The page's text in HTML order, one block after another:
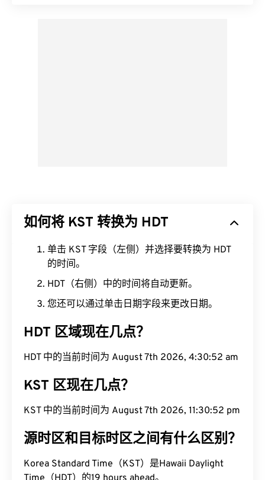
如何将 KST 转换为 HDT
单击 KST 字段（左侧）并选择要转换为 HDT
的时间。
HDT（右侧）中的时间将自动更新。
您还可以通过单击日期字段来更改日期。
HDT 区域现在几点？
HDT 中的当前时间为 August 7th 2026, 4:30:53 am
KST 区现在几点？
KST 中的当前时间为 August 7th 2026, 11:30:53 pm
源时区和目标时区之间有什么区别？
Korea Standard Time（KST）是Hawaii Daylight